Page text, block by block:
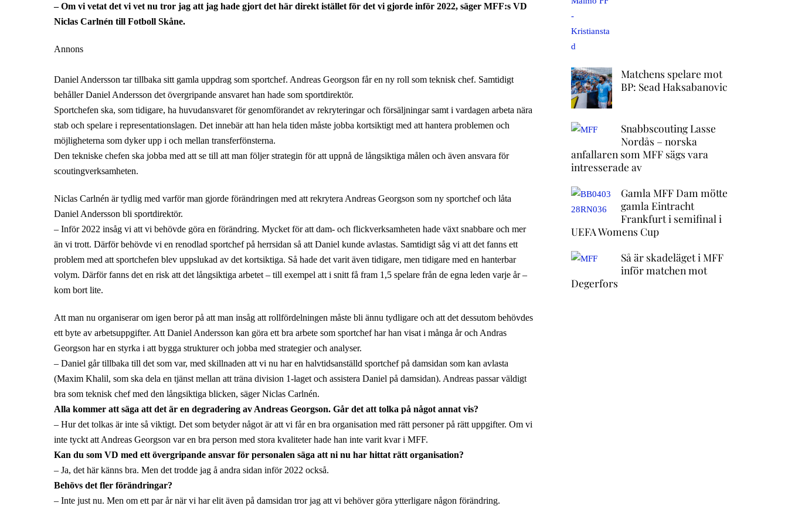
– Om vi vetat det vi vet nu tror jag att jag hade gjort det här direkt istället för det vi gjorde inför 2022, säger MFF:s VD
Niclas Carlnén till Fotboll Skåne.
Annons
Daniel Andersson tar tillbaka sitt gamla uppdrag som sportchef. Andreas Georgson får en ny roll som teknisk chef. Samtidigt
behåller Daniel Andersson det övergripande ansvaret han hade som sportdirektör.
Sportchefen ska, som tidigare, ha huvudansvaret för genomförandet av rekryteringar och försäljningar samt i vardagen arbeta nära
stab och spelare i representationslagen. Det innebär att han hela tiden måste jobba kortsiktigt med att hantera problemen och
möjligheterna som dyker upp i och mellan transferfönsterna.
Den tekniske chefen ska jobba med att se till att man följer strategin för att uppnå de långsiktiga målen och även ansvara för
scoutingverksamheten.
Niclas Carlnén är tydlig med varför man gjorde förändringen med att rekrytera Andreas Georgson som ny sportchef och låta
Daniel Andersson bli sportdirektör.
– Inför 2022 insåg vi att vi behövde göra en förändring. Mycket för att dam- och flickverksamheten hade växt snabbare och mer
än vi trott. Därför behövde vi en renodlad sportchef på herrsidan så att Daniel kunde avlastas. Samtidigt såg vi att det fanns ett
problem med att sportchefen blev uppslukad av det kortsiktiga. Så hade det varit även tidigare, men tidigare med en hanterbar
volym. Därför fanns det en risk att det långsiktiga arbetet – till exempel att i snitt få fram 1,5 spelare från de egna leden varje år –
kom bort lite.
Att man nu organiserar om igen beror på att man insåg att rollfördelningen måste bli ännu tydligare och att det dessutom behövdes
ett byte av arbetsuppgifter. Att Daniel Andersson kan göra ett bra arbete som sportchef har han visat i många år och Andras
Georgson har en styrka i att bygga strukturer och jobba med strategier och analyser.
– Daniel går tillbaka till det som var, med skillnaden att vi nu har en halvtidsanställd sportchef på damsidan som kan avlasta
(Maxim Khalil, som ska dela en tjänst mellan att träna division 1-laget och assistera Daniel på damsidan). Andreas passar väldigt
bra som teknisk chef med den långsiktiga blicken, säger Niclas Carlnén.
Alla kommer att säga att det är en degradering av Andreas Georgson. Går det att tolka på något annat vis?
– Hur det tolkas är inte så viktigt. Det som betyder något är att vi får en bra organisation med rätt personer på rätt uppgifter. Om vi
inte tyckt att Andreas Georgson var en bra person med stora kvaliteter hade han inte varit kvar i MFF.
Kan du som VD med ett övergripande ansvar för personalen säga att ni nu har hittat rätt organisation?
– Ja, det här känns bra. Men det trodde jag å andra sidan inför 2022 också.
Behövs det fler förändringar?
– Inte just nu. Men om ett par år när vi har elit även på damsidan tror jag att vi behöver göra ytterligare någon förändring.
Matchens spelare mot
BP: Sead Haksabanovic
Snabbscouting Lasse
Nordås – norska
anfallaren som MFF sägs vara
intresserade av
Gamla MFF Dam mötte
gamla Eintracht
Frankfurt i semifinal i
UEFA Womens Cup
Så är skadeläget i MFF
inför matchen mot
Degerfors